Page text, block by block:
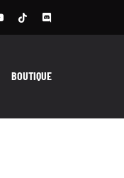
BOUTIQUE